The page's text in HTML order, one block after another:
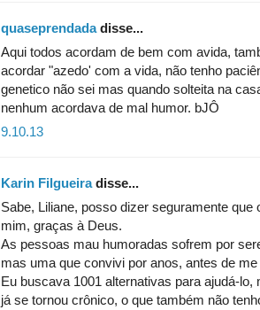
quaseprendadadisse...
Aqui todos acordam de bem com avida,
acordar "azedo' com a vida, não tenho
genetico não sei mas quando solteita na
nenhum acordava de mal humor. bJÔ
9.10.13
Karin Filgueiradisse...
Sabe, Liliane, posso dizer seguramente que
mim, graças à Deus.
As pessoas mau humoradas sofrem por
mas uma que convivi por anos, antes de
Eu buscava 1001 alternativas para ajudá-
já se tornou crônico, o que também não